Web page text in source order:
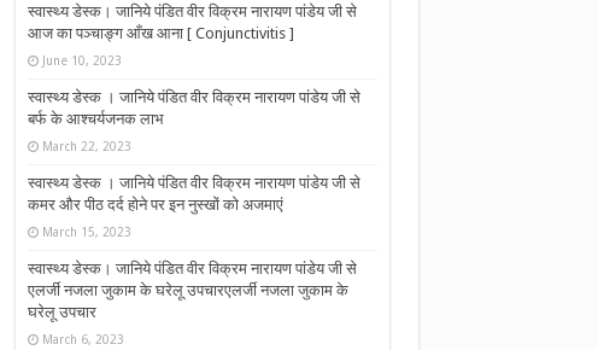
स्वास्थ्य डेस्क। जानिये पंडित वीर विक्रम नारायण पांडेय जी से
आज का पञ्चाङ्ग आँख आना [ Conjunctivitis ]
June 10, 2023
स्वास्थ्य डेस्क । जानिये पंडित वीर विक्रम नारायण पांडेय जी से
बर्फ के आश्चर्यजनक लाभ
March 22, 2023
स्वास्थ्य डेस्क । जानिये पंडित वीर विक्रम नारायण पांडेय जी से
कमर और पीठ दर्द होने पर इन नुस्‍खों को अजमाएं
March 15, 2023
स्वास्थ्य डेस्क। जानिये पंडित वीर विक्रम नारायण पांडेय जी से
एलर्जी नजला जुकाम के घरेलू उपचारएलर्जी नजला जुकाम के
घरेलू उपचार
March 6, 2023